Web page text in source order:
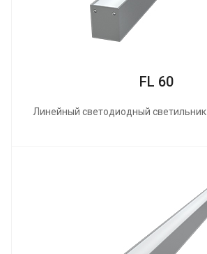
FL 60
Линейный светодиодный светильник